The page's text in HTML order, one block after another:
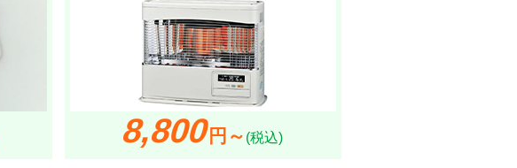
8,800円～ (税込)